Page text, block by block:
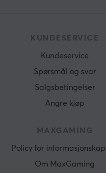
KUNDESERVICE
Kundeservice
Spørsmål og svar
Salgsbetingelser
Angre kjøp
MAXGAMING
Policy for
Om MaxGaming